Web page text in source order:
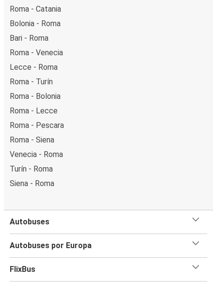
Roma - Catania
Bolonia - Roma
Bari - Roma
Roma - Venecia
Lecce - Roma
Roma - Turín
Roma - Bolonia
Roma - Lecce
Roma - Pescara
Roma - Siena
Venecia - Roma
Turín - Roma
Siena - Roma
Autobuses
Autobuses por Europa
FlixBus